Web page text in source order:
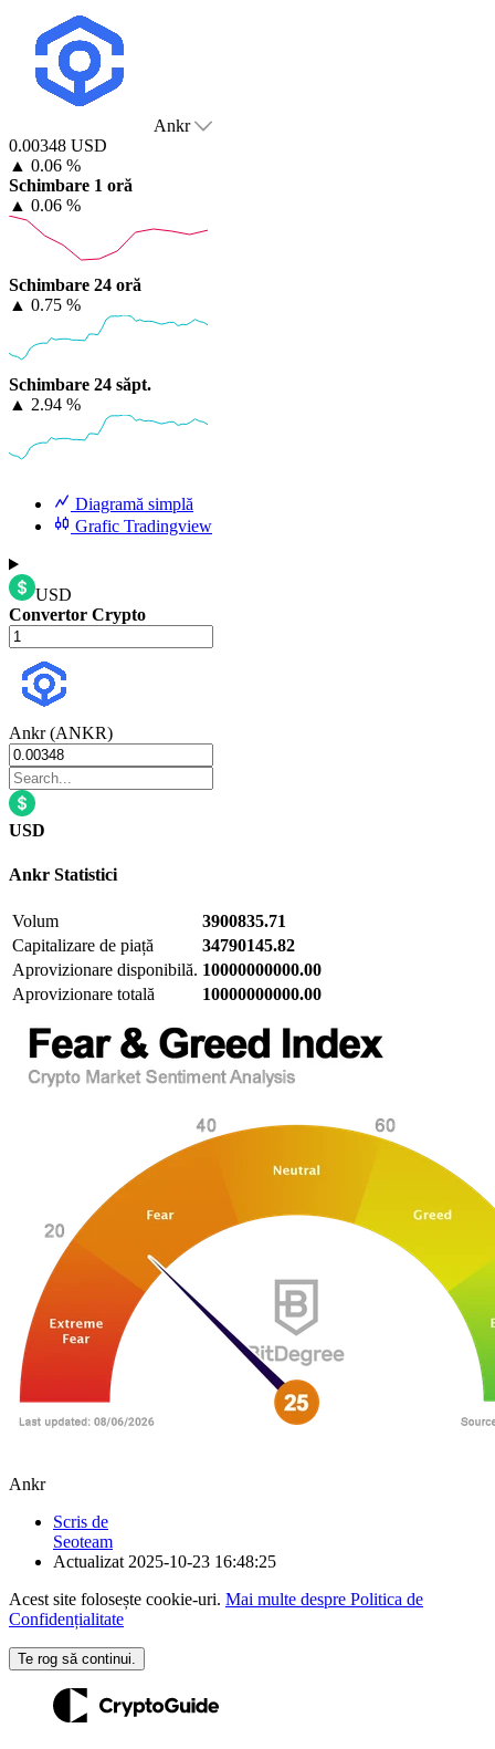
Ankr
0.00348 USD
▲ 0.06 %
Schimbare 1 oră
▲ 0.06 %
Schimbare 24 oră
▲ 0.75 %
Schimbare 24 săpt.
▲ 2.94 %
Diagramă simplă
Grafic Tradingview
USD
Convertor Crypto
Ankr (ANKR)
USD
Ankr Statistici
Volum
3900835.71
Capitalizare de piață
34790145.82
Aprovizionare disponibilă. 10000000000.00
Aprovizionare totală
10000000000.00
Ankr
Scris de
Seoteam
Actualizat 2025-10-23 16:48:25
Acest site folosește cookie-uri. Mai multe despre Politica de
Confidențialitate
Te rog să continui.